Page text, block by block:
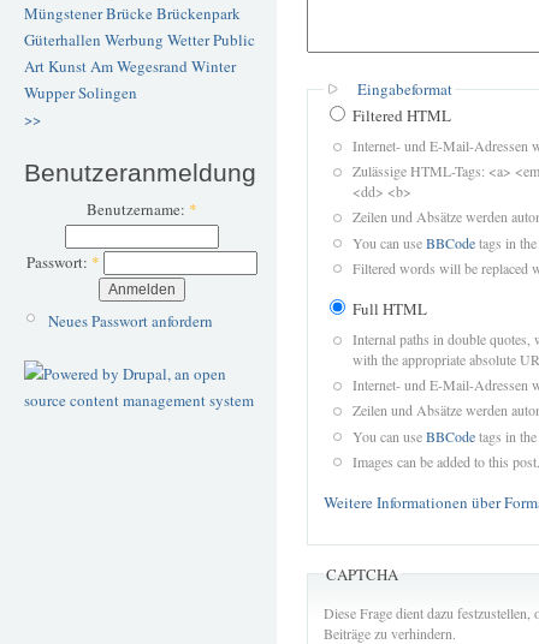
Müngstener BrückeBrückenpark
Güterhallen Werbung WetterPublic
ArtKunstAm Wegesrand Winter
WupperSolingen
>>
Benutzeranmeldung
Benutzername: *
Passwort: *
Neues Passwort anfordern
Eingabeformat
Filtered HTML
Internet- und E-Mail-Adressen
Zulässige HTML-Tags: <a>
<dd> <b>
Zeilen und Absätze werden
You can useBBCodetags in
Filtered words will be replaced
Full HTML
Internal paths in double quotes,
with the appropriate absolute
Internet- und E-Mail-Adressen
Zeilen und Absätze werden
You can useBBCodetags in
Images can be added to this post.
Weitere Informationen über
CAPTCHA
Diese Frage dient dazu
Beiträge zu verhindern.